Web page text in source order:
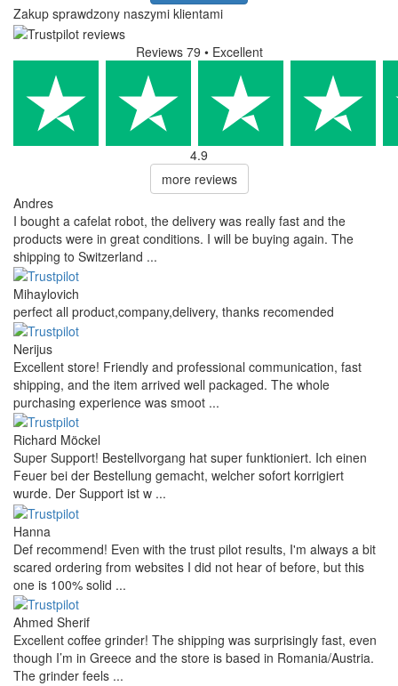
Zakup sprawdzony naszymi klientami
Reviews 79 • Excellent
4.9
more reviews
Andres
I bought a cafelat robot, the delivery was really fast and the
products were in great conditions. I will be buying again. The
shipping to Switzerland ...
Mihaylovich
perfect all product,company,delivery, thanks recomended
Nerijus
Excellent store! Friendly and professional communication, fast
shipping, and the item arrived well packaged. The whole
purchasing experience was smoot ...
Richard Möckel
Super Support! Bestellvorgang hat super funktioniert. Ich einen
Feuer bei der Bestellung gemacht, welcher sofort korrigiert
wurde. Der Support ist w ...
Hanna
Def recommend! Even with the trust pilot results, I'm always a bit
scared ordering from websites I did not hear of before, but this
one is 100% solid ...
Ahmed Sherif
Excellent coffee grinder! The shipping was surprisingly fast, even
though I’m in Greece and the store is based in Romania/Austria.
The grinder feels ...